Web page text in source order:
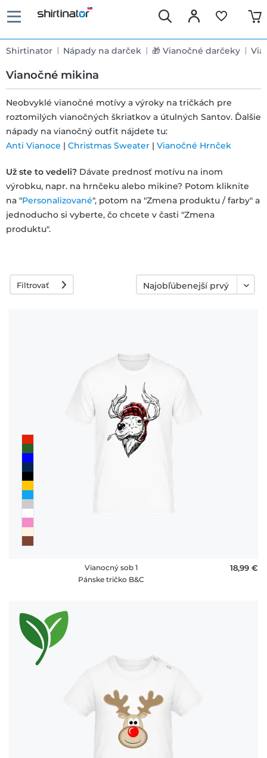
Shirtinator Nápady na darček 🎁 Vianočné darčeky
Vianočné mikina
Rýchle
dodanie
30 dní
právo na
výmenu
vrátenia
Neobvyklé vianočné motívy a výroky na tričkách pre
roztomilých vianočných škriatkov a útulných Santov. Ďalšie
nápady na vianočný outfit nájdete tu:
Anti Vianoce | Christmas Sweater | Vianočné Hrnček
Už ste to vedeli? Dávate prednosť motívu na inom
výrobku, napr. na hrnčeku alebo mikine? Potom kliknite
na "Personalizované", potom na "Zmena produktu / farby" a
jednoducho si vyberte, čo chcete v časti "Zmena
produktu".
Filtrovať
Vianocný sob 1
Pánske tričko B&C
18,99 €